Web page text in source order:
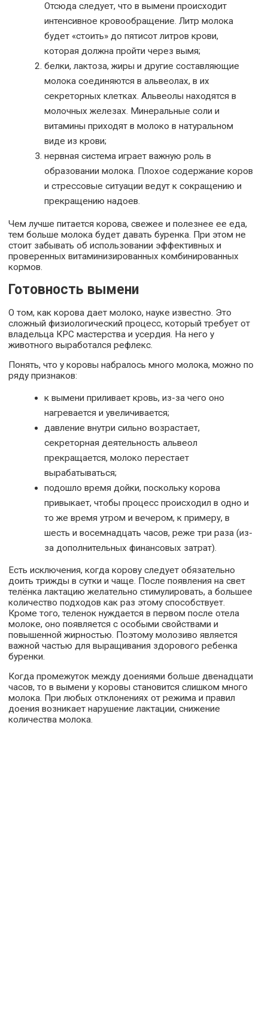
Отсюда следует, что в вымени происходит
интенсивное кровообращение. Литр молока
будет «стоить» до пятисот литров крови,
которая должна пройти через вымя;
белки, лактоза, жиры и другие составляющие
молока соединяются в альвеолах, в их
секреторных клетках. Альвеолы находятся в
молочных железах. Минеральные соли и
витамины приходят в молоко в натуральном
виде из крови;
нервная система играет важную роль в
образовании молока. Плохое содержание коров
и стрессовые ситуации ведут к сокращению и
прекращению надоев.
Чем лучше питается корова, свежее и полезнее ее еда,
тем больше молока будет давать буренка. При этом не
стоит забывать об использовании эффективных и
проверенных витаминизированных комбинированных
кормов.
Готовность вымени
О том, как корова дает молоко, науке известно. Это
сложный физиологический процесс, который требует от
владельца КРС мастерства и усердия. На него у
животного выработался рефлекс.
Понять, что у коровы набралось много молока, можно по
ряду признаков:
к вымени приливает кровь, из-за чего оно
нагревается и увеличивается;
давление внутри сильно возрастает,
секреторная деятельность альвеол
прекращается, молоко перестает
вырабатываться;
подошло время дойки, поскольку корова
привыкает, чтобы процесс происходил в одно и
то же время утром и вечером, к примеру, в
шесть и восемнадцать часов, реже три раза (из-
за дополнительных финансовых затрат).
Есть исключения, когда корову следует обязательно
доить трижды в сутки и чаще. После появления на свет
телёнка лактацию желательно стимулировать, а большее
количество подходов как раз этому способствует.
Кроме того, теленок нуждается в первом после отела
молоке, оно появляется с особыми свойствами и
повышенной жирностью. Поэтому молозиво является
важной частью для выращивания здорового ребенка
буренки.
Когда промежуток между доениями больше двенадцати
часов, то в вымени у коровы становится слишком много
молока. При любых отклонениях от режима и правил
доения возникает нарушение лактации, снижение
количества молока.